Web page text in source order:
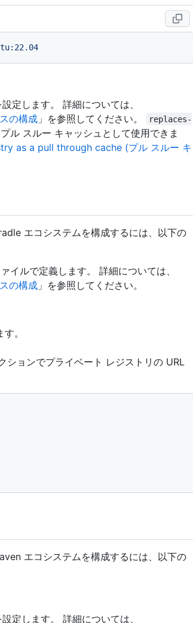
設定します。 詳細については、
の構成 」を参照してください。
replaces-
ル スルー キャッシュとして使用できま
as a pull through cache (プル スルー キ
エコシステムを構成するには、以下の
イルで定義します。 詳細については、
の構成 」を参照してください。
。
ションでプライベート レジストリの URL
エコシステムを構成するには、以下の
設定します。 詳細については、